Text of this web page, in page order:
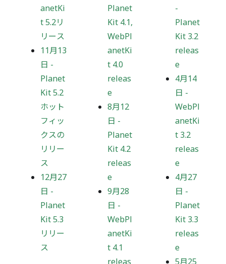
anetKi
t 5.2リ
リース
11月13
日 -
Planet
Kit 5.2
ホット
フィッ
クスの
リリー
ス
12月27
日 -
Planet
Kit 5.3
リリー
ス
Planet
Kit 4.1,
WebPl
anetKi
t 4.0
releas
e
8月12
日 -
Planet
Kit 4.2
releas
e
9月28
日 -
WebPl
anetKi
t 4.1
releas
-
Planet
Kit 3.2
releas
e
4月14
日 -
WebPl
anetKi
t 3.2
releas
e
4月27
日 -
Planet
Kit 3.3
releas
e
5月25